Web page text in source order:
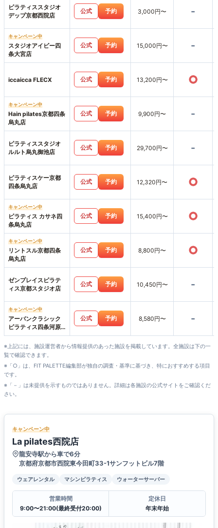
ピラティススタジオ
デップ京都西院店
公式 予約 3,000円〜 -
キャンペーン中
スタジオアイビー四
条大宮店
公式 予約 15,000円〜 -
iccaicca FLECX 公式 予約 13,200円〜 ○
キャンペーン中
Hain pilates京都四条
烏丸店
公式 予約 9,900円〜 -
ピラティススタジオ
ルルト烏丸御池店
公式 予約 29,700円〜 -
ピラティスケー京都
四条烏丸店
公式 予約 12,320円〜 ○
キャンペーン中
ピラティス カサネ四
条烏丸店
公式 予約 15,400円〜 ○
キャンペーン中
リントスル京都四条
烏丸店
公式 予約 8,800円〜 ○
ゼンプレイスピラテ
ィス京都スタジオ店
公式 予約 10,450円〜 -
キャンペーン中
アーバンクラシック
ピラティス四条河原
町店
公式 予約 8,580円〜 -
※上記には、施設運営者から情報提供のあった施設を掲載しています。全施設は下の一
覧で確認できます。
※「○」は、FIT PALETTE編集部が独自の調査・基準に基づき、特におすすめする項目
です。
※「－」は未提供を示すものではありません。詳細は各施設の公式サイトをご確認くだ
さい。
キャンペーン中
La pilates西院店
龍安寺駅から車で6分
京都府京都市西院東今田町33-1サンフットビル7階
ウェアレンタル マシンピラティス ウォーターサーバー
営業時間
9:00〜21:00(最終受付20:00)
定休日
年末年始